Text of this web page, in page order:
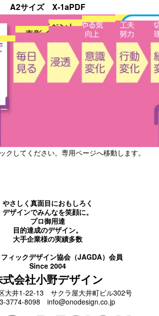
A2サイズ X-1aPDF
クしてください。専用ページへ移動します。
やさしく真面目におもしろく
デザインでみんなを笑顔に。
プロ御用達
目的達成のデザイン。
大手企業様の実績多数
ィックデザイン協会（JAGDA）会員
Since 2004
式会社小野デザイン
大井1-22-13 サクラ屋大井町ビル302号
3774-8098 info@onodesign.co.jp